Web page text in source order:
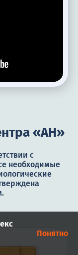
«АН»
с
необходимые
Понятно